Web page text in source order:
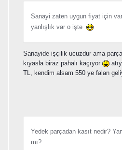
Sanayi zaten uygun fiyat için
yanlışlık var o işte
Sanayide işçilik ucuzdur ama
kıyasla biraz pahalı kaçıyor
TL, kendim alsam 550 ye falan
Yedek parçadan kasıt nedir?
mı?